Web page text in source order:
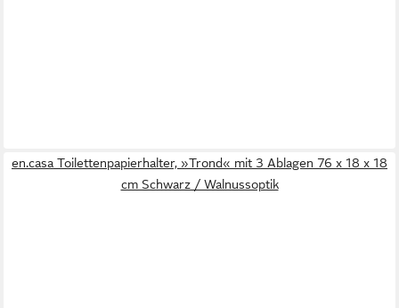
en.casa Toilettenpapierhalter, »Trond« mit 3 Ablagen 76 x 18 x 18
cm Schwarz / Walnussoptik